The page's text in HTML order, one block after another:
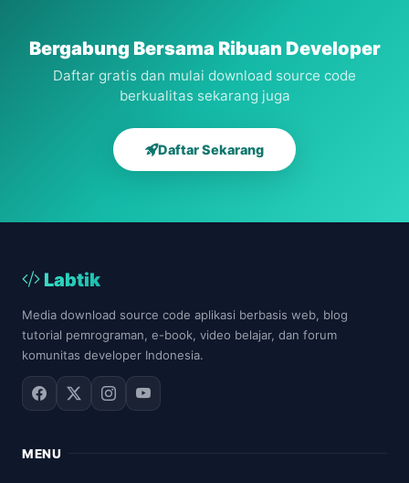
Bergabung Bersama Ribuan Developer
Daftar gratis dan mulai download source code
berkualitas sekarang juga
Daftar Sekarang
Labtik
Media download source code aplikasi berbasis web, blog
tutorial pemrograman, e-book, video belajar, dan forum
komunitas developer Indonesia.
MENU